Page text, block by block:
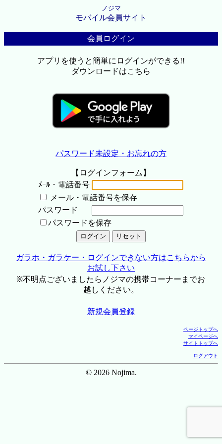
ノジマ
モバイル会員サイト
会員ログイン
アプリを使うと簡単にログインができる!!
ダウンロードはこちら
パスワード未設定・お忘れの方
【ログインフォーム】
ﾒｰﾙ・電話番号
メール・電話番号を保存
パスワード
パスワードを保存
ガラホ・ガラケー・ログインできない方はこちらから
お試し下さい
※不明点ございましたらノジマの携帯コーナーまでお
越しください。
新規会員登録
ページトップへ
マイページへ
サイトトップへ
ログアウト
© 2026 Nojima.